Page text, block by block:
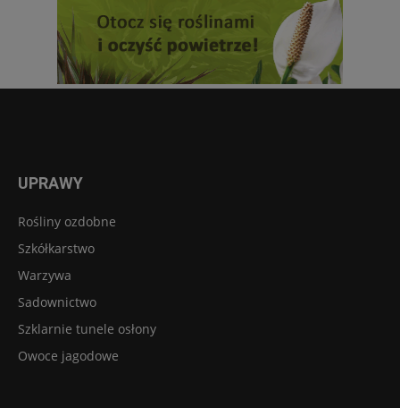
UPRAWY
Rośliny ozdobne
Szkółkarstwo
Warzywa
Sadownictwo
Szklarnie tunele osłony
Owoce jagodowe